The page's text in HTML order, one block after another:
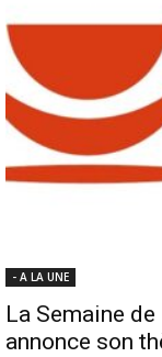
- A LA UNE
La Semaine
annonce son